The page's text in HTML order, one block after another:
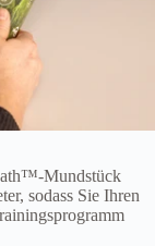
Mundstück
sodass Sie Ihren